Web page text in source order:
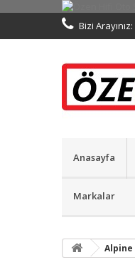
Bizi Arayınız:
Anasayfa
Markalar
Alpine